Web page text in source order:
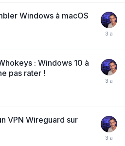
Windows à macOS
: Windows 10 à
pas rater !
VPN Wireguard sur